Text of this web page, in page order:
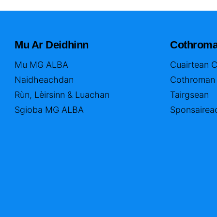
Mu Ar Deidhinn
Mu MG ALBA
Naidheachdan
Rùn, Lèirsinn & Luachan
Sgioba MG ALBA
Cuairtean
Tairgsean